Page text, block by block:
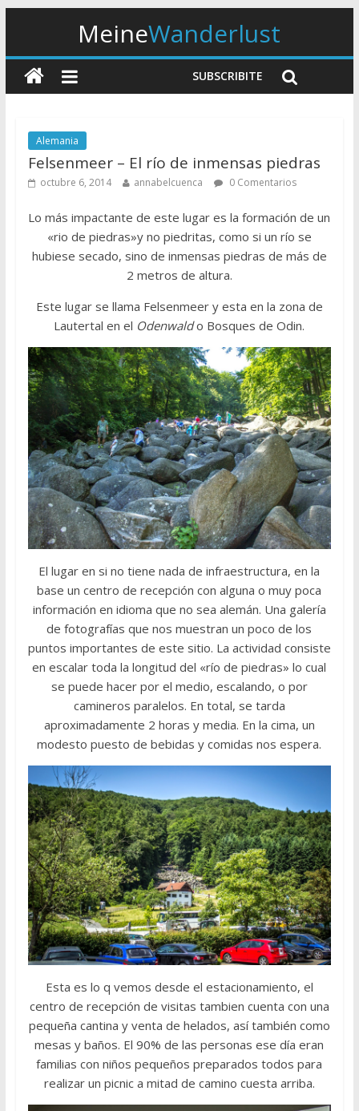
MeineWanderlust
SUBSCRIBITE
Alemania
Felsenmeer – El río de inmensas piedras
octubre 6, 2014 annabelcuenca 0 Comentarios
Lo más impactante de este lugar es la formación de un
«rio de piedras»y no piedritas, como si un río se
hubiese secado, sino de inmensas piedras de más de
2 metros de altura.
Este lugar se llama Felsenmeer y esta en la zona de
Lautertal en el Odenwaldo Bosques de Odin.
El lugar en si no tiene nada de infraestructura, en la
base un centro de recepción con alguna o muy poca
información en idioma que no sea alemán. Una galería
de fotografías que nos muestran un poco de los
puntos importantes de este sitio. La actividad consiste
en escalar toda la longitud del «río de piedras» lo cual
se puede hacer por el medio, escalando, o por
camineros paralelos. En total, se tarda
aproximadamente 2 horas y media. En la cima, un
modesto puesto de bebidas y comidas nos espera.
Esta es lo q vemos desde el estacionamiento, el
centro de recepción de visitas tambien cuenta con una
pequeña cantina y venta de helados, así también como
mesas y baños. El 90% de las personas ese día eran
familias con niños pequeños preparados todos para
realizar un picnic a mitad de camino cuesta arriba.